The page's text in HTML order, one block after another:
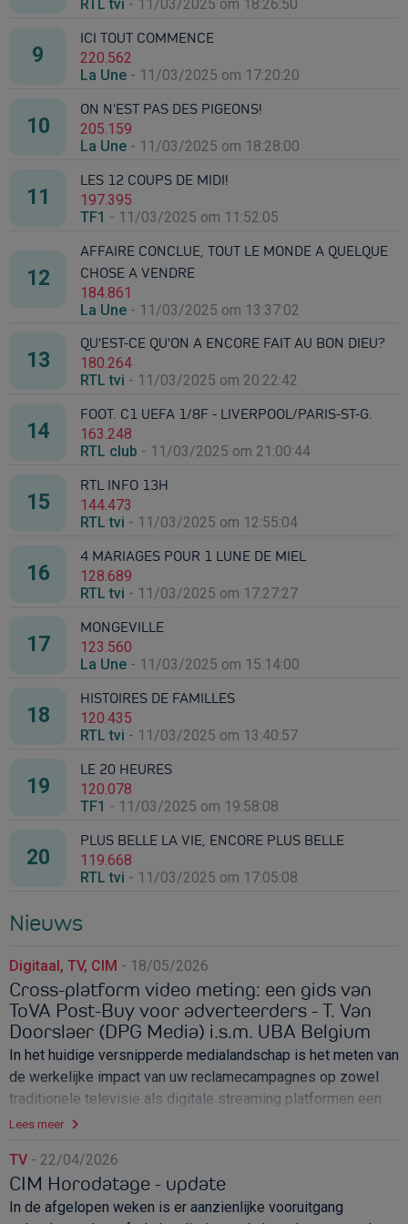
RTL tvi - 11/03/2025 om 18:26:50
ICI TOUT COMMENCE
220.562
La Une - 11/03/2025 om 17:20:20
ON N'EST PAS DES PIGEONS!
205.159
La Une - 11/03/2025 om 18:28:00
LES 12 COUPS DE MIDI!
197.395
TF1 - 11/03/2025 om 11:52:05
AFFAIRE CONCLUE, TOUT LE MONDE A QUELQUE
CHOSE A VENDRE
184.861
La Une - 11/03/2025 om 13:37:02
QU'EST-CE QU'ON A ENCORE FAIT AU BON DIEU?
180.264
RTL tvi - 11/03/2025 om 20:22:42
FOOT. C1 UEFA 1/8F - LIVERPOOL/PARIS-ST-G.
163.248
RTL club - 11/03/2025 om 21:00:44
RTL INFO 13H
144.473
RTL tvi - 11/03/2025 om 12:55:04
4 MARIAGES POUR 1 LUNE DE MIEL
128.689
RTL tvi - 11/03/2025 om 17:27:27
MONGEVILLE
123.560
La Une - 11/03/2025 om 15:14:00
HISTOIRES DE FAMILLES
120.435
RTL tvi - 11/03/2025 om 13:40:57
LE 20 HEURES
120.078
TF1 - 11/03/2025 om 19:58:08
PLUS BELLE LA VIE, ENCORE PLUS BELLE
119.668
RTL tvi - 11/03/2025 om 17:05:08
Nieuws
Digitaal, TV, CIM - 18/05/2026
Cross-platform video meting: een gids van
ToVA Post-Buy voor adverteerders - T. Van
Doorslaer (DPG Media) i.s.m. UBA Belgium
In het huidige versnipperde medialandschap is het meten van
de werkelijke impact van uw reclamecampagnes op zowel
traditionele televisie als digitale streaming platformen een
complexe uitdaging. Maak kennis met ToVA Post-Buy, een
nauwkeuriger en eenduidig beeld te geven van hun video
campagneprestaties.
Wat is ToVA Post-Buy?
Lees meer
TV - 22/04/2026
CIM Horodatage - update
In de afgelopen weken is er aanzienlijke vooruitgang